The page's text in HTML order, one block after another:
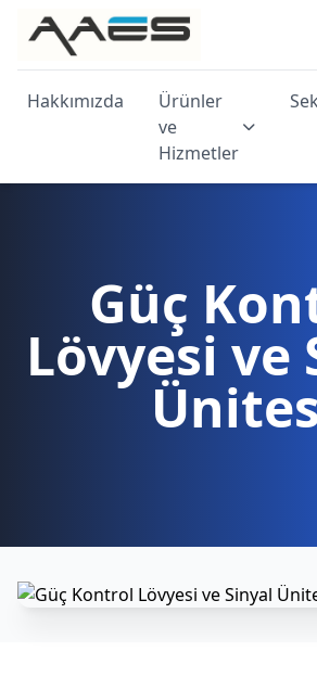
Hakkımızda
Ürünler
ve
Hizmetler
Güç
Lövyesi ve